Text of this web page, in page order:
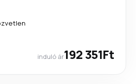
induló ár192 351Ft